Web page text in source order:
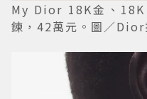
My Dior 18K金、
鍊，42萬元。圖／Dior